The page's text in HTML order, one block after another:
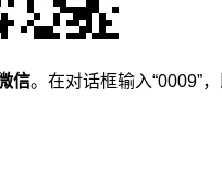
信。在对话框输入“0009”